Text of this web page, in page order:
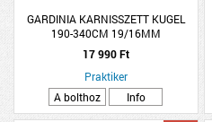
GARDINIA KARNISSZETT KUGEL
190-340CM 19/16MM
TELESZKÓPOS, FÉM, NEMESACÉL
17 990 Ft
Praktiker
A bolthoz
Info